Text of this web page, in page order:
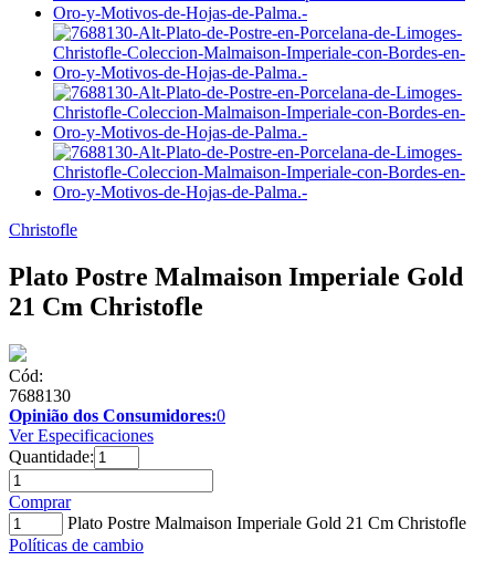
Christofle
Plato Postre Malmaison Imperiale Gold
21 Cm Christofle
Cód:
7688130
Opinião dos Consumidores:0
Ver Especificaciones
Quantidade:
Comprar
Plato Postre Malmaison Imperiale Gold 21 Cm Christofle
Políticas de cambio